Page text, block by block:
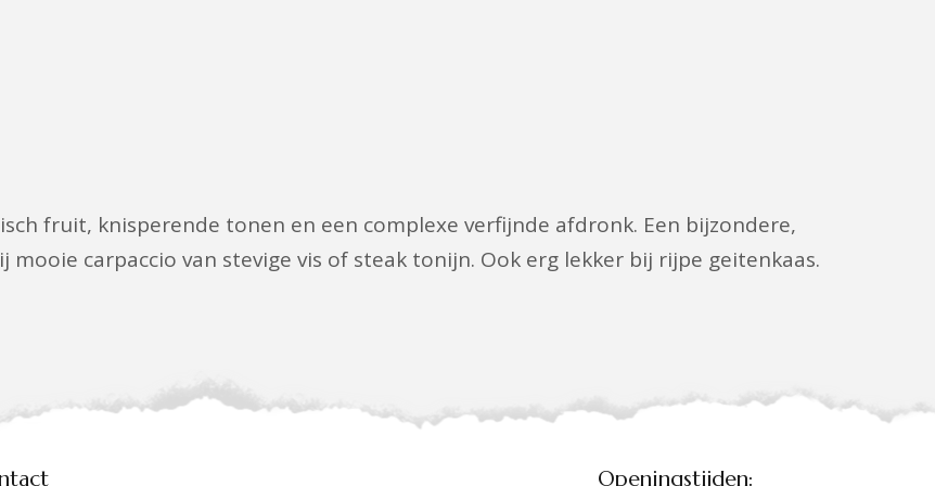
fruit, knisperende tonen en een complexe verfijnde afdronk. Een bijzondere,
mooie carpaccio van stevige vis of steak tonijn. Ook erg lekker bij rijpe geitenkaas.
Openingstijden: